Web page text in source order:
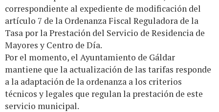
correspondiente al expediente de modificación del
artículo 7 de la Ordenanza Fiscal Reguladora de la
Tasa por la Prestación del Servicio de Residencia de
Mayores y Centro de Día.
Por el momento, el Ayuntamiento de Gáldar
mantiene que la actualización de las tarifas responde
a la adaptación de la ordenanza a los criterios
técnicos y legales que regulan la prestación de este
servicio municipal.